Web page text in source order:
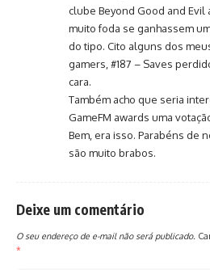
clube Beyond Good and
muito foda se ganhassem
do tipo. Cito alguns dos
gamers, #187 – Saves
cara.
Também acho que seria
GameFM awards uma
Bem, era isso. Parabéns de
são muito brabos.
Deixe um comentário
O seu endereço de e-mail não será publicado.
*